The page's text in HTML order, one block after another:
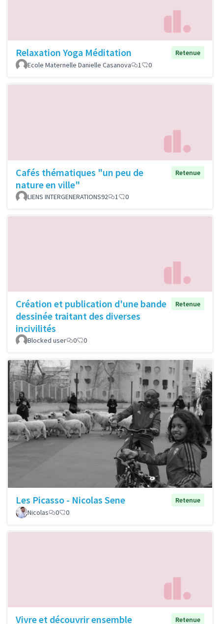
Relaxation Yoga Méditation
Retenue
Ecole Maternelle Danielle Casanova
1 0
Cafés thématiques "un peu de
nature en ville"
Retenue
LIENS INTERGENERATIONS92 1 0
Création et publication d'une bande
dessinée traitant des diverses
incivilités
Retenue
Blocked user 0 0
Les Picasso - Nicolas Sene
Retenue
Nicolas
0 0
Vivre et découvrir ensemble Retenue